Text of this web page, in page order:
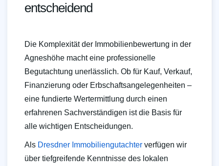
entscheidend
Die Komplexität der Immobilienbewertung in der
Agneshöhe macht eine professionelle
Begutachtung unerlässlich. Ob für Kauf, Verkauf,
Finanzierung oder Erbschaftsangelegenheiten –
eine fundierte Wertermittlung durch einen
erfahrenen Sachverständigen ist die Basis für
alle wichtigen Entscheidungen.
Als Dresdner Immobiliengutachter verfügen wir
über tiefgreifende Kenntnisse des lokalen